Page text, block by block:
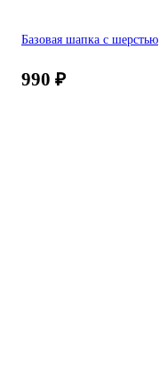
Базовая шапка с шерстью
990 ₽